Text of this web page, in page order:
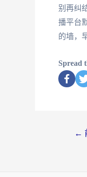
别再纠
播平台
的墙，
Spread
←